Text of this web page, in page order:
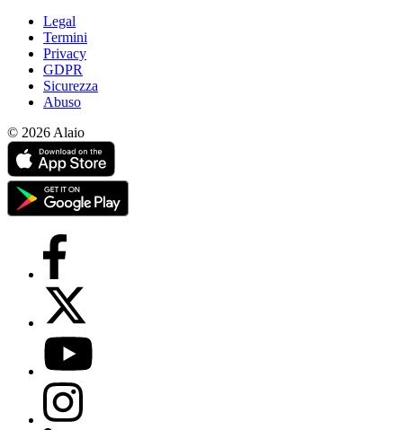
Legal
Termini
Privacy
GDPR
Sicurezza
Abuso
© 2026 Alaio